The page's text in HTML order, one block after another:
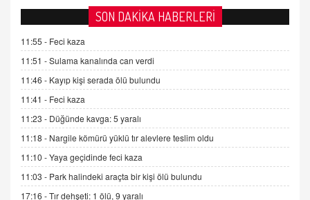
AV. DOĞAN CAN DOĞAN
Kişisel verilerin korunması ve dijital hukukun
gelişimi
SEHER EREK
Kış Ayları Geldi, Hangi Önlemler Alınmalı?
9.12.2025 10:11
İNCİ GÜL AKÖL
Trump Keşke Adana'yı da Ziyaret Etse...
06.07.2026 13:00
SON DAKİKA HABERLERİ
11:55 - Feci kaza
11:51 -Sulama kanalında can verdi
11:46 - Kayıp kişi serada ölü bulundu
11:41 - Feci kaza
11:23 - Düğünde kavga: 5 yaralı
11:18 - Nargile kömürü yüklü tır alevlere teslim oldu
11:10 -Yaya geçidinde feci kaza
11:03 - Park halindeki araçta bir kişi ölü bulundu
17:16 -Tır dehşeti: 1 ölü, 9 yaralı